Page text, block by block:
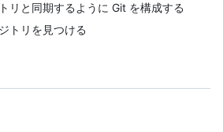
リと同期するように Git を構成する
トリを見つける